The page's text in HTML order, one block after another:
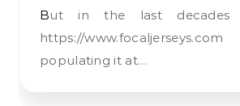
But in the last decades we have
https://
populating it at…